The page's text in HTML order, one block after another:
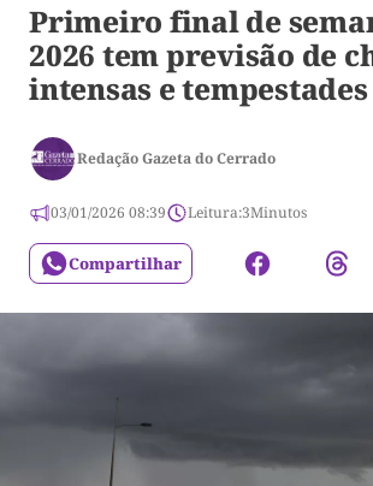
Primeiro final de
2026 tem previsão de
intensas e tempestades
Redação Gazeta do Cerrado
03/01/2026 08:39 Leitura:3Minutos
Compartilhar